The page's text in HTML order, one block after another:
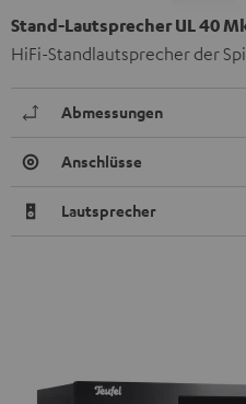
Stand-Lautsprecher UL 40
HiFi-Standlautsprecher der
Abmessungen
Anschlüsse
Lautsprecher